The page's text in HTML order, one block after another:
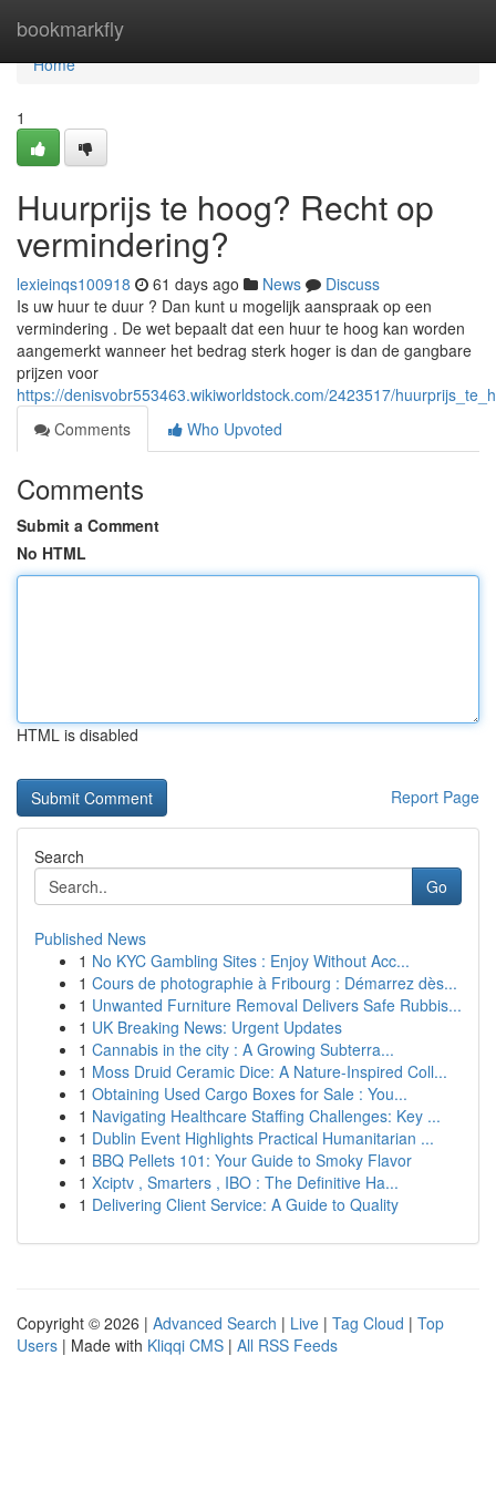
bookmarkfly
Home
Home
1
Huurprijs te hoog? Recht op
vermindering?
lexieinqs100918 61 days ago News
Discuss
Is uw huur te duur ? Dan kunt u mogelijk aanspraak op een
vermindering . De wet bepaalt dat een huur te hoog kan worden
aangemerkt wanneer het bedrag sterk hoger is dan de gangbare
prijzen voor
https://denisvobr553463.wikiworldstock.com/2423517/
Comments
Who Upvoted
Comments
Submit a Comment
No HTML
HTML is disabled
Report Page
Search
Go
Published News
1 No KYC Gambling Sites : Enjoy Without Acc...
1 Cours de photographie à Fribourg : Démarrez dès...
1 Unwanted Furniture Removal Delivers Safe Rubbis...
1 UK Breaking News: Urgent Updates
1 Cannabis in the city : A Growing Subterra...
1 Moss Druid Ceramic Dice: A Nature-Inspired Coll...
1 Obtaining Used Cargo Boxes for Sale : You...
1 Navigating Healthcare Staffing Challenges: Key ...
1 Dublin Event Highlights Practical Humanitarian ...
1 BBQ Pellets 101: Your Guide to Smoky Flavor
1 Xciptv , Smarters , IBO : The Definitive Ha...
1 Delivering Client Service: A Guide to Quality
Copyright © 2026 | Advanced Search | Live | Tag Cloud | Top
Users | Made with Kliqqi CMS | All RSS Feeds